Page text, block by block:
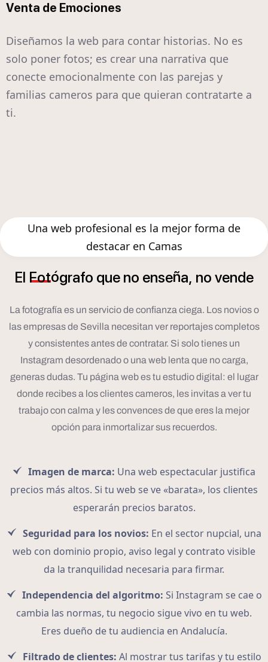
Venta de Emociones
Diseñamos la web para contar historias. No es
solo poner fotos; es crear una narrativa que
conecte emocionalmente con las parejas y
familias cameros para que quieran contratarte a
ti.
Una web profesional es la mejor forma de
destacar en Camas
El Fotógrafo que no enseña, no vende
La fotografía es un servicio de confianza ciega. Los novios o
las empresas de Sevilla necesitan ver reportajes completos
y consistentes antes de contratar. Si solo tienes un
Instagram desordenado o una web lenta que no carga,
generas dudas. Tu página web es tu estudio digital: el lugar
donde recibes a los clientes cameros, les invitas a ver tu
trabajo con calma y les convences de que eres la mejor
opción para inmortalizar sus recuerdos.
Imagen de marca: Una web espectacular justifica
precios más altos. Si tu web se ve «barata», los clientes
esperarán precios baratos.
Seguridad para los novios: En el sector nupcial, una
web con dominio propio, aviso legal y contrato visible
da la tranquilidad necesaria para firmar.
Independencia del algoritmo: Si Instagram se cae o
cambia las normas, tu negocio sigue vivo en tu web.
Eres dueño de tu audiencia en Andalucía.
Filtrado de clientes: Al mostrar tus tarifas y tu estilo